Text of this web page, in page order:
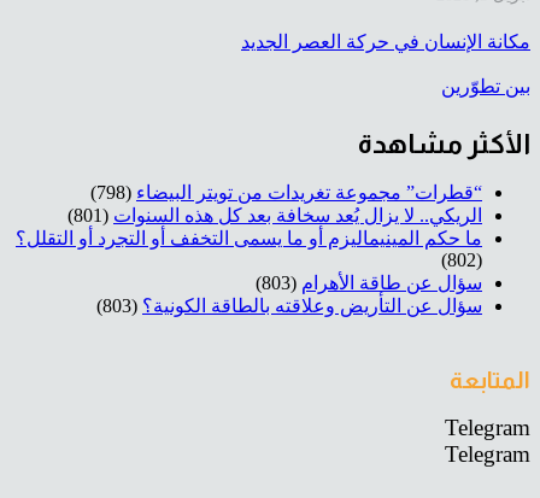
مكانة الإنسان في حركة العصر الجديد
بين تطوّرين
الأكثر مشاهدة
“قطرات” مجموعة تغريدات من تويتر البيضاء (798)
الريكي.. لا يزال يُعد سخافة بعد كل هذه السنوات (801)
ما حكم المينيماليزم أو ما يسمى التخفف أو التجرد أو التقلل؟
(802)
سؤال عن طاقة الأهرام (803)
سؤال عن التأريض وعلاقته بالطاقة الكونية؟ (803)
المتابعة
Telegram
Telegram